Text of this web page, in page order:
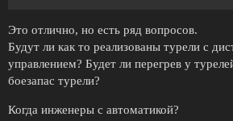
Это отлично, но есть ряд вопросов.
Будут ли как то реализованы турели с
управлением? Будет ли перегрев у
боезапас турели?
Когда инженеры с автоматикой?